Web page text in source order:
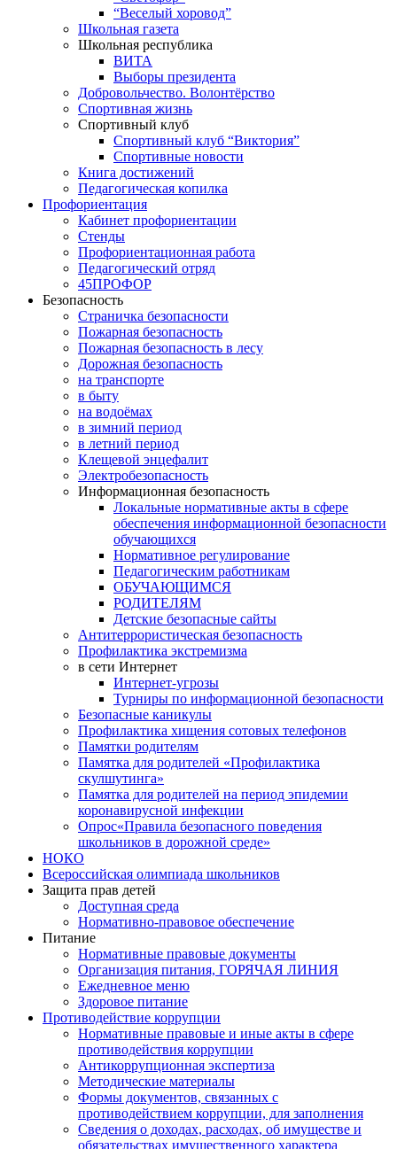
“Веселый хоровод”
Школьная газета
Школьная республика
ВИТА
Выборы президента
Добровольчество. Волонтёрство
Спортивная жизнь
Спортивный клуб
Спортивный клуб “Виктория”
Спортивные новости
Книга достижений
Педагогическая копилка
Профориентация
Кабинет профориентации
Стенды
Профориентационная работа
Педагогический отряд
45ПРОФОР
Безопасность
Страничка безопасности
Пожарная безопасность
Пожарная безопасность в лесу
Дорожная безопасность
на транспорте
в быту
на водоёмах
в зимний период
в летний период
Клещевой энцефалит
Электробезопасность
Информационная безопасность
Локальные нормативные акты в сфере
обеспечения информационной безопасности
обучающихся
Нормативное регулирование
Педагогическим работникам
ОБУЧАЮЩИМСЯ
РОДИТЕЛЯМ
Детские безопасные сайты
Антитеррористическая безопасность
Профилактика экстремизма
в сети Интернет
Интернет-угрозы
Турниры по информационной безопасности
Безопасные каникулы
Профилактика хищения сотовых телефонов
Памятки родителям
Памятка для родителей «Профилактика
скулшутинга»
Памятка для родителей на период эпидемии
коронавирусной инфекции
Опрос«Правила безопасного поведения
школьников в дорожной среде»
НОКО
Всероссийская олимпиада школьников
Защита прав детей
Доступная среда
Нормативно-правовое обеспечение
Питание
Нормативные правовые документы
Организация питания, ГОРЯЧАЯ ЛИНИЯ
Ежедневное меню
Здоровое питание
Противодействие коррупции
Нормативные правовые и иные акты в сфере
противодействия коррупции
Антикоррупционная экспертиза
Методические материалы
Формы документов, связанных с
противодействием коррупции, для заполнения
Сведения о доходах, расходах, об имуществе и
обязательствах имущественного характера